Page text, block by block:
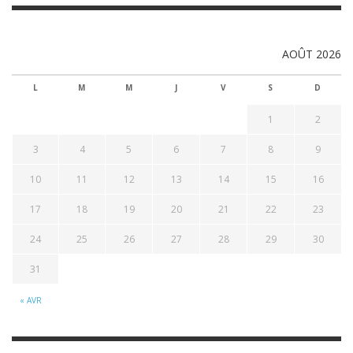
AOÛT 2026
L M M J V S D
« AVR
1 2
3 4 5 6 7 8 9
10 11 12 13 14 15 16
17 18 19 20 21 22 23
24 25 26 27 28 29 30
31